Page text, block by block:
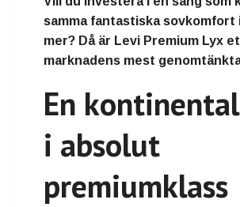
samma fantastiska sovkomfort
mer? Då är Levi Premium Lyx
marknadens mest
En
i absolut
premiumklass